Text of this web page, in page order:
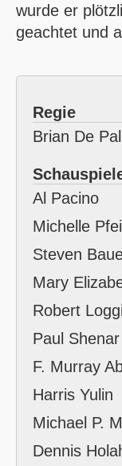
wurde er
geachtet und
Regie
Brian De
Al Pacino
Michelle
Steven
Mary
Robert
Paul Shenar
F. Murray
Harris Yulin
Michael P.
Dennis